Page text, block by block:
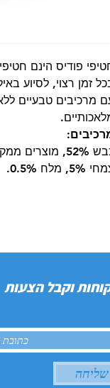
פודיס הינם
זמן רצוי, לסיוע
מרכיבים טבעיים
5%, מלח 0.5%.
וקבל הצעות
שליחה